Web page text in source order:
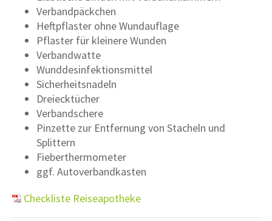
Verbandpäckchen
Heftpflaster ohne Wundauflage
Pflaster für kleinere Wunden
Verbandwatte
Wunddesinfektionsmittel
Sicherheitsnadeln
Dreiecktücher
Verbandschere
Pinzette zur Entfernung von Stacheln und
Splittern
Fieberthermometer
ggf. Autoverbandkasten
Checkliste Reiseapotheke